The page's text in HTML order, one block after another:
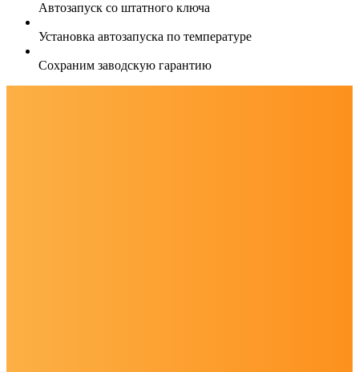
Автозапуск со штатного ключа
Установка автозапуска по температуре
Сохраним заводскую гарантию